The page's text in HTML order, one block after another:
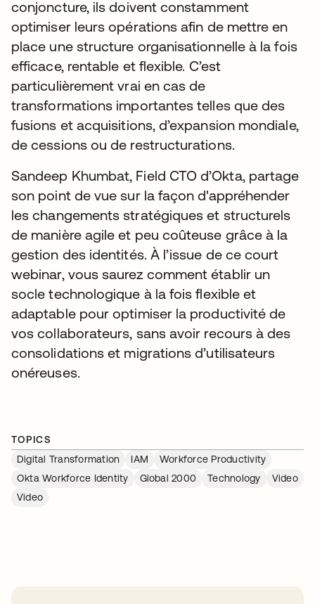
conjoncture, ils doivent constamment
optimiser leurs opérations afin de mettre en
place une structure organisationnelle à la fois
efficace, rentable et flexible. C’est
particulièrement vrai en cas de
transformations importantes telles que des
fusions et acquisitions, d’expansion mondiale,
de cessions ou de restructurations.
Sandeep Khumbat, Field CTO d’Okta, partage
son point de vue sur la façon d'appréhender
les changements stratégiques et structurels
de manière agile et peu coûteuse grâce à la
gestion des identités. À l’issue de ce court
webinar, vous saurez comment établir un
socle technologique à la fois flexible et
adaptable pour optimiser la productivité de
vos collaborateurs, sans avoir recours à des
consolidations et migrations d’utilisateurs
onéreuses.
TOPICS
Digital Transformation
IAM
Workforce Productivity
Okta Workforce Identity
Global 2000 Technology
Video
Video